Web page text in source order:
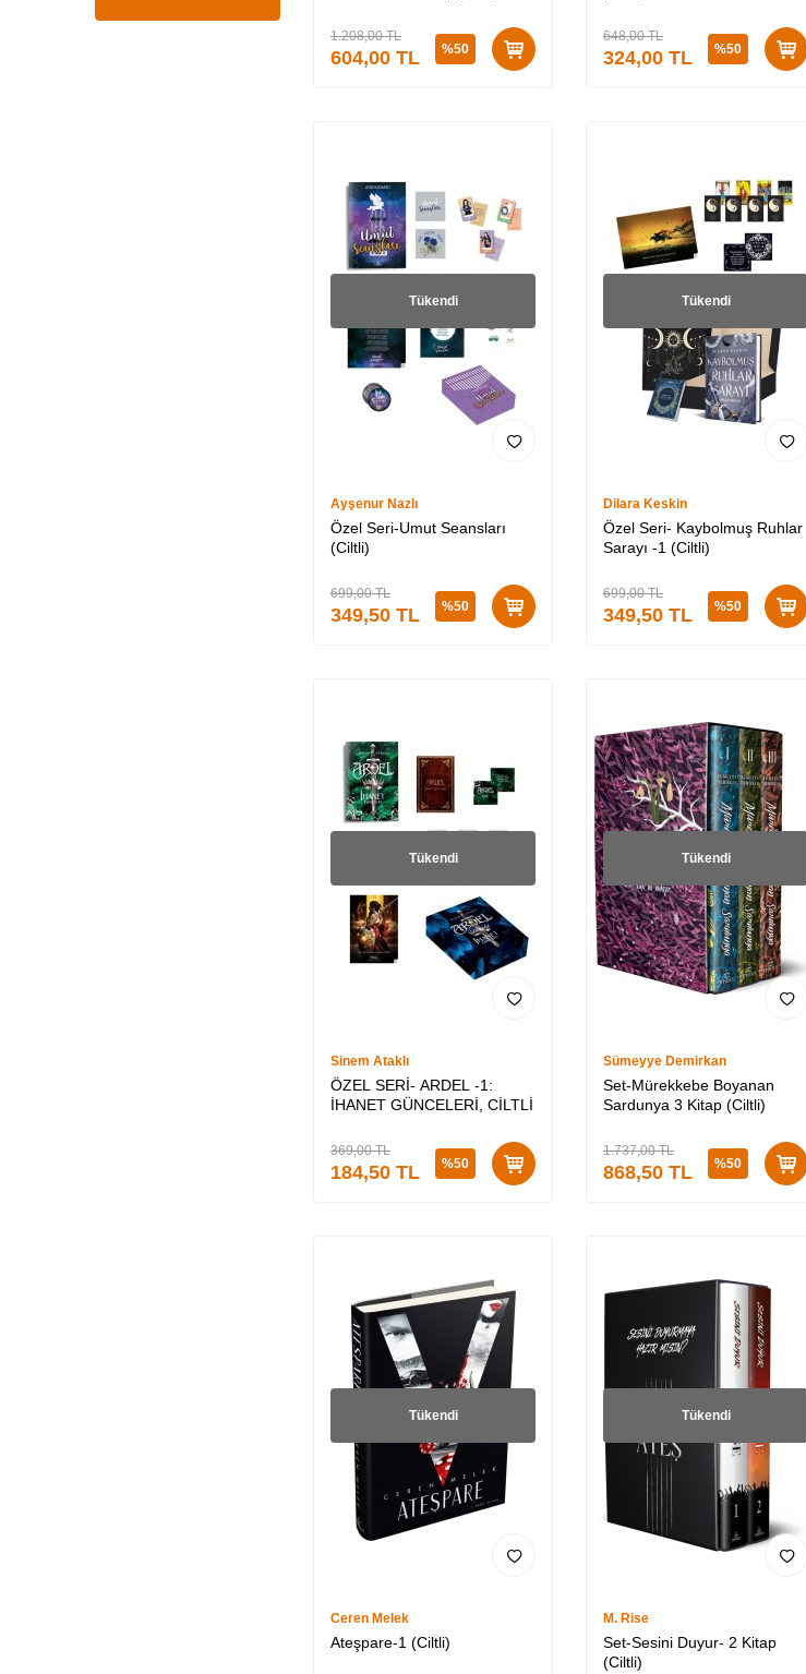
1.208,00TL
604,00 TL %50
648,00TL
324,00 TL %50
Tükendi
Ayşenur Nazlı
Özel Seri-Umut Seansları
(Ciltli)
699,00TL
349,50 TL %50
Tükendi
Dilara Keskin
Özel Seri- Kaybolmuş Ruhlar
Sarayı -1 (Ciltli)
699,00TL
349,50 TL %50
Tükendi
Sinem Ataklı
ÖZEL SERİ- ARDEL -1:
İHANET GÜNCELERİ, CİLTLİ
369,00TL
184,50 TL %50
Tükendi
Sümeyye Demirkan
Set-Mürekkebe Boyanan
Sardunya 3 Kitap (Ciltli)
1.737,00TL
868,50 TL %50
Tükendi
Ceren Melek
Ateşpare-1 (Ciltli)
Tükendi
M. Rise
Set-Sesini Duyur- 2 Kitap
(Ciltli)